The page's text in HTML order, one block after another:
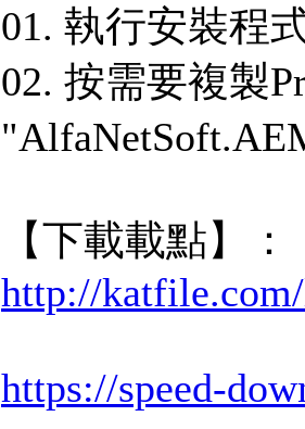
01. 執行安裝程
02. 按需要複製
【下載載點】：
http://
https://speed-